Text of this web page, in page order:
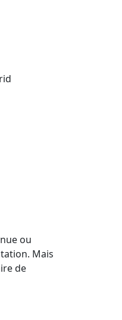
ou
Mais
de